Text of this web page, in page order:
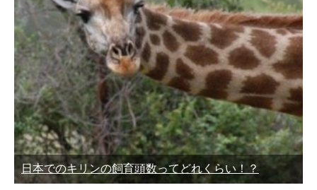
日本でのキリンの飼育頭数ってどれくらい！？